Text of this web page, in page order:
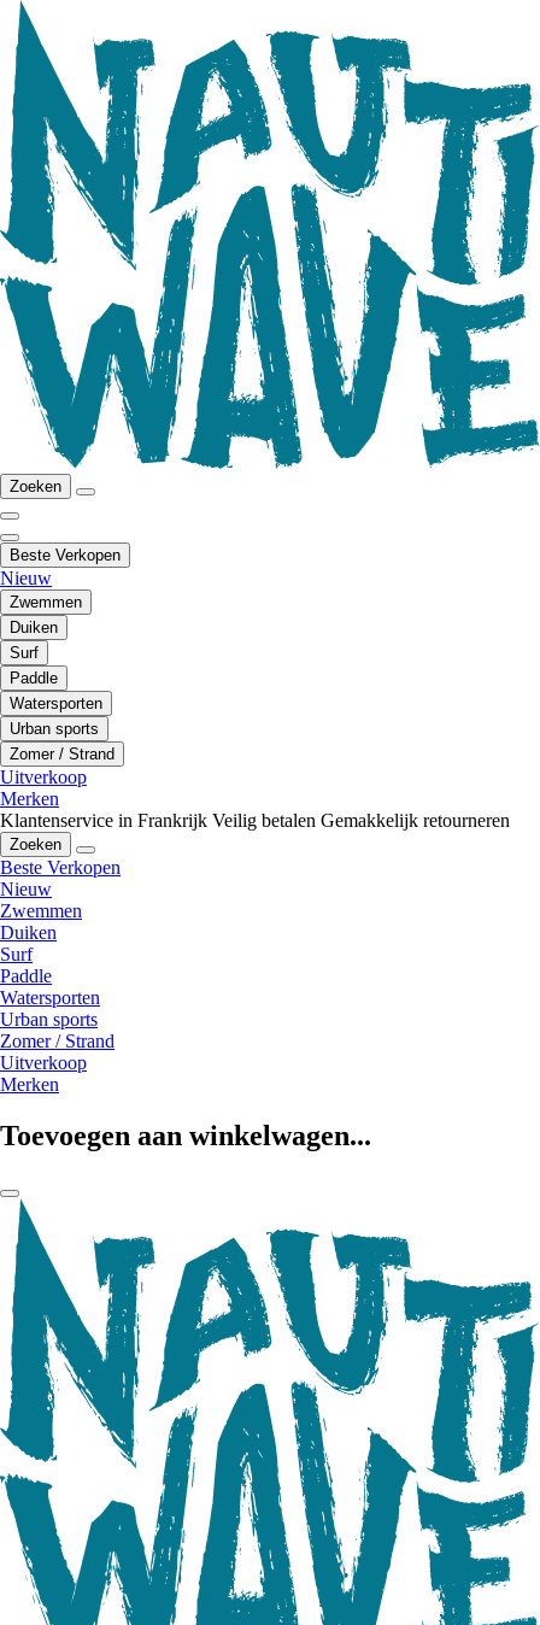
Zoeken
Beste Verkopen
Nieuw
Zwemmen
Duiken
Surf
Paddle
Watersporten
Urban sports
Zomer / Strand
Uitverkoop
Merken
Klantenservice in Frankrijk Veilig betalen Gemakkelijk retourneren
Zoeken
Beste Verkopen
Nieuw
Zwemmen
Duiken
Surf
Paddle
Watersporten
Urban sports
Zomer / Strand
Uitverkoop
Merken
Toevoegen aan winkelwagen...